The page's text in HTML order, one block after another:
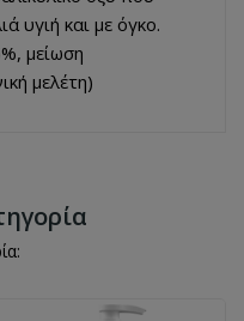
υγιή και με όγκο.
μείωση
μελέτη)